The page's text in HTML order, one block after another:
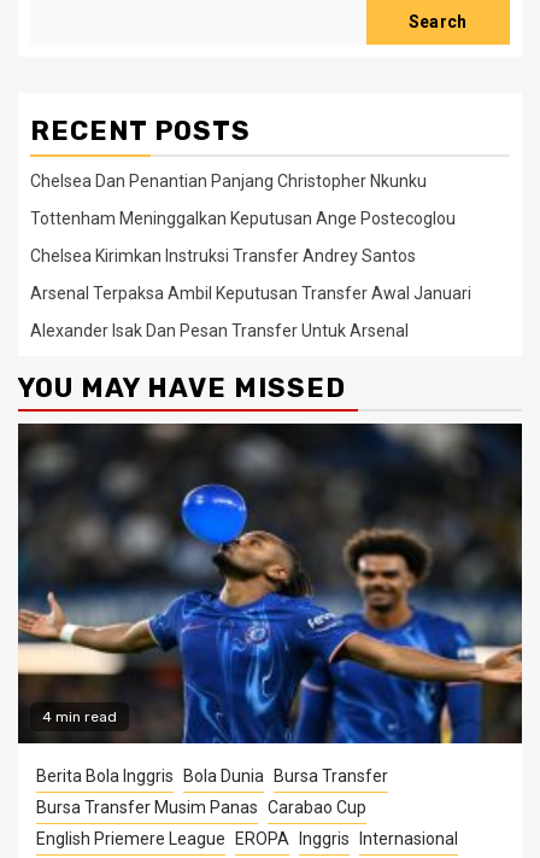
Search
RECENT POSTS
Chelsea Dan Penantian Panjang Christopher Nkunku
Tottenham Meninggalkan Keputusan Ange Postecoglou
Chelsea Kirimkan Instruksi Transfer Andrey Santos
Arsenal Terpaksa Ambil Keputusan Transfer Awal Januari
Alexander Isak Dan Pesan Transfer Untuk Arsenal
YOU MAY HAVE MISSED
4 min read
Berita Bola Inggris Bola Dunia
Bursa Transfer
Bursa Transfer Musim Panas Carabao Cup
English Priemere League
EROPA Inggris
Internasional